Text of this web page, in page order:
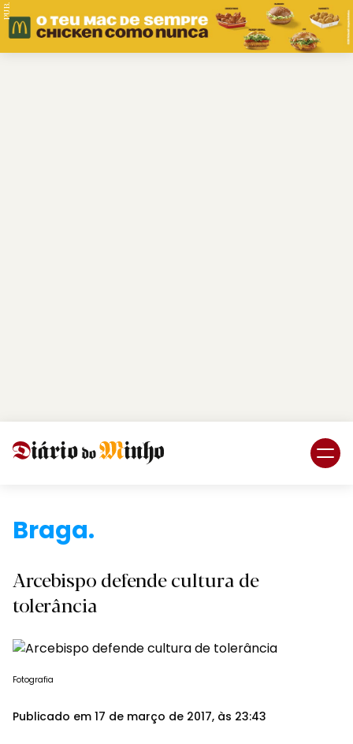
PUB.
Braga.
Arcebispo defende cultura de
tolerância
Fotografia
Publicado em 17 de março de 2017, às 23:43